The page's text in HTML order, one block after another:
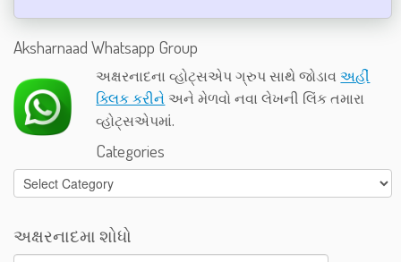
Aksharnaad Whatsapp Group
અક્ષરનાદના વ્હોટ્સએપ ગ્રુપ સાથે જોડાવઅહીં
ક્લિક કરીને અને મેળવો નવા લેખની લિંક તમારા
વ્હોટ્સએપમાં.
Categories
Categories
અક્ષરનાદમા શોધો